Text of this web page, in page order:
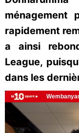
ménagement
rapidement
a ainsi
League,
dans les